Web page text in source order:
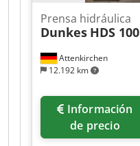
Attenkirchen
12.192 km
Prensa hidráulica
Dunkes HDS 100
de precio